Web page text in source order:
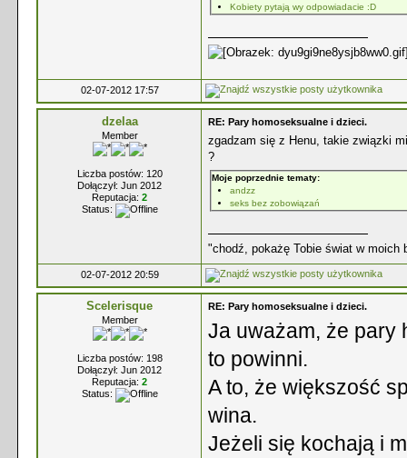
Kobiety pytają wy odpowiadacie :D
02-07-2012 17:57
dzelaa
Member
Liczba postów: 120
Dołączył: Jun 2012
Reputacja: 2
Status:
RE: Pary homoseksualne i dzieci.
zgadzam się z Henu, takie związki
?
Moje poprzednie tematy:
andzz
seks bez zobowiązań
"chodź, pokażę Tobie świat w moich
02-07-2012 20:59
Scelerisque
Member
Liczba postów: 198
Dołączył: Jun 2012
Reputacja: 2
Status:
RE: Pary homoseksualne i dzieci.
Ja uważam, że pary
to powinni.
A to, że większość
wina.
Jeżeli się kochają i